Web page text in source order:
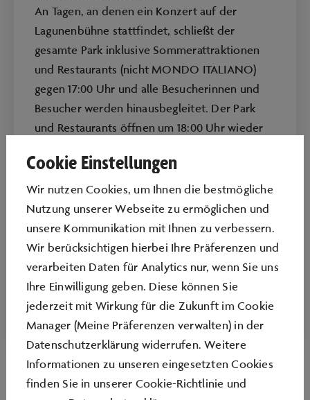
An Tagen, an denen ein Konzert auf der
Lagunenbühne stattfindet, schließt der
gesamte Park inklusive Sommerattraktionen
und Restaurants (nicht MONDO ITALIANO)
gegen 17:00 Uhr und alle Besucherinnen und
Besucher werden hinausbegleitet. Der Park
und Restaurants öffnen um 18:00 Uhr wieder
Probefahrten finden bis 16:00 Uhr statt - die
Fahrten auf dem Geländeparcours und die
Sicherheitstrainings bis 17:00 Uhr (letzte Fahrt
16:00 Uhr).
Änderungen vorbehalten
Markenpavillons / Automuseum Zeithaus /„ moment!
Cookie Einstellungen
Wir nutzen Cookies, um Ihnen die bestmögliche
Nutzung unserer Webseite zu ermöglichen und
unsere Kommunikation mit Ihnen zu verbessern.
Wir berücksichtigen hierbei Ihre Präferenzen und
verarbeiten Daten für Analytics nur, wenn Sie uns
Ihre Einwilligung geben. Diese können Sie
jederzeit mit Wirkung für die Zukunft im Cookie
Manager (Meine Präferenzen verwalten) in der
Datenschutzerklärung widerrufen. Weitere
Informationen zu unseren eingesetzten Cookies
finden Sie in unserer Cookie-Richtlinie und